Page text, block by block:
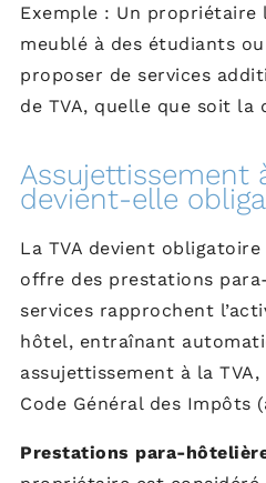
Exemple : Un
meublé à des étudiants
proposer de services
de TVA, quelle que soit la
Assujettissement
devient-elle
La TVA devient
offre des prestations
services rapprochent
hôtel, entraînant
assujettissement à la
Code Général des Impôts
Prestations para-